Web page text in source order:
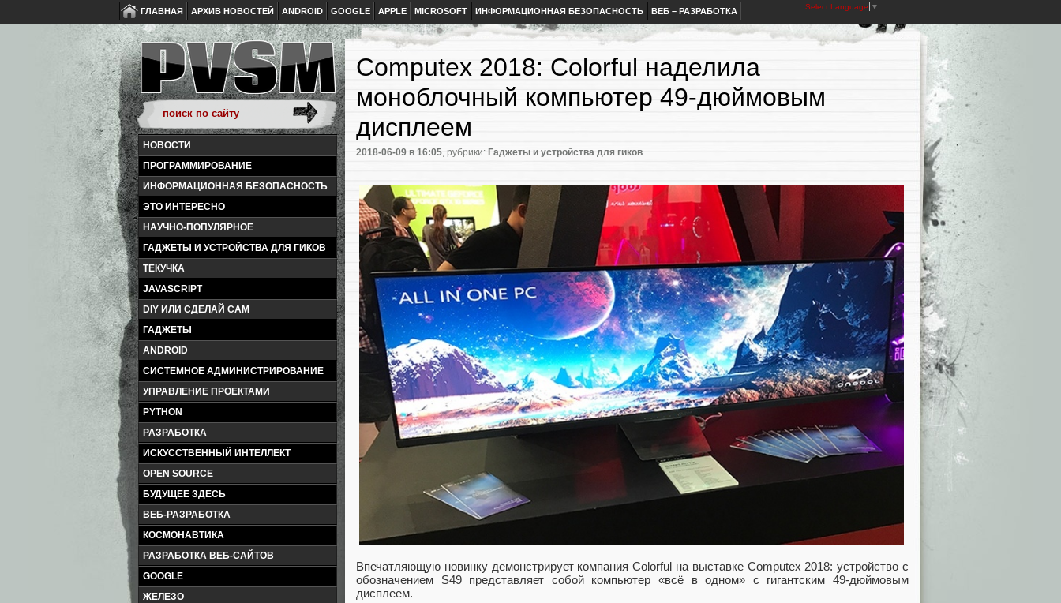
ГЛАВНАЯ АРХИВ НОВОСТЕЙ ANDROID GOOGLE APPLE MICROSOFT ИНФОРМАЦИОННАЯ БЕЗОПАСНОСТЬ ВЕБ – РАЗРАБОТКА Select Language ▼
НОВОСТИ
ПРОГРАММИРОВАНИЕ
ИНФОРМАЦИОННАЯ БЕЗОПАСНОСТЬ
ЭТО ИНТЕРЕСНО
НАУЧНО-ПОПУЛЯРНОЕ
ГАДЖЕТЫ И УСТРОЙСТВА ДЛЯ ГИКОВ
ТЕКУЧКА
JAVASCRIPT
DIY ИЛИ СДЕЛАЙ САМ
ГАДЖЕТЫ
ANDROID
СИСТЕМНОЕ АДМИНИСТРИРОВАНИЕ
УПРАВЛЕНИЕ ПРОЕКТАМИ
PYTHON
РАЗРАБОТКА
ИСКУССТВЕННЫЙ ИНТЕЛЛЕКТ
OPEN SOURCE
БУДУЩЕЕ ЗДЕСЬ
ВЕБ-РАЗРАБОТКА
КОСМОНАВТИКА
РАЗРАБОТКА ВЕБ-САЙТОВ
GOOGLE
ЖЕЛЕЗО
Computex 2018: Colorful наделила
моноблочный компьютер 49-дюймовым
дисплеем
2018-06-09 в 16:05, рубрики: Гаджеты и устройства для гиков
Впечатляющую новинку демонстрирует компания Colorful на выставке Computex 2018: устройство с
обозначением S49 представляет собой компьютер «всё в одном» с гигантским 49-дюймовым
дисплеем.